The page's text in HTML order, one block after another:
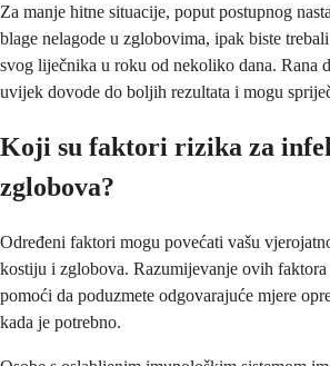
Za manje hitne situacije, poput postupnog
blage nelagode u zglobovima, ipak biste
svog liječnika u roku od nekoliko dana. Rana
uvijek dovode do boljih rezultata i mogu
Koji su faktori rizika za
zglobova?
Određeni faktori mogu povećati vašu
kostiju i zglobova. Razumijevanje ovih
pomoći da poduzmete odgovarajuće mjere
kada je potrebno.